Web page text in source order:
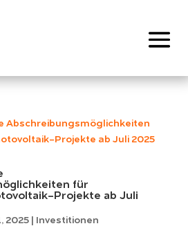
für
Projekte ab Juli
2025| Investitionen